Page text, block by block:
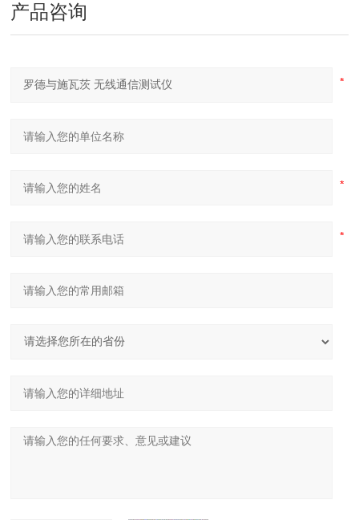
产品咨询